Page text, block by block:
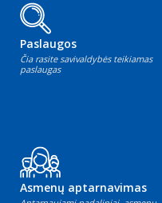
Paslaugos
Čia rasite savivaldybės teikiamas
paslaugas
Asmenų aptarnavimas